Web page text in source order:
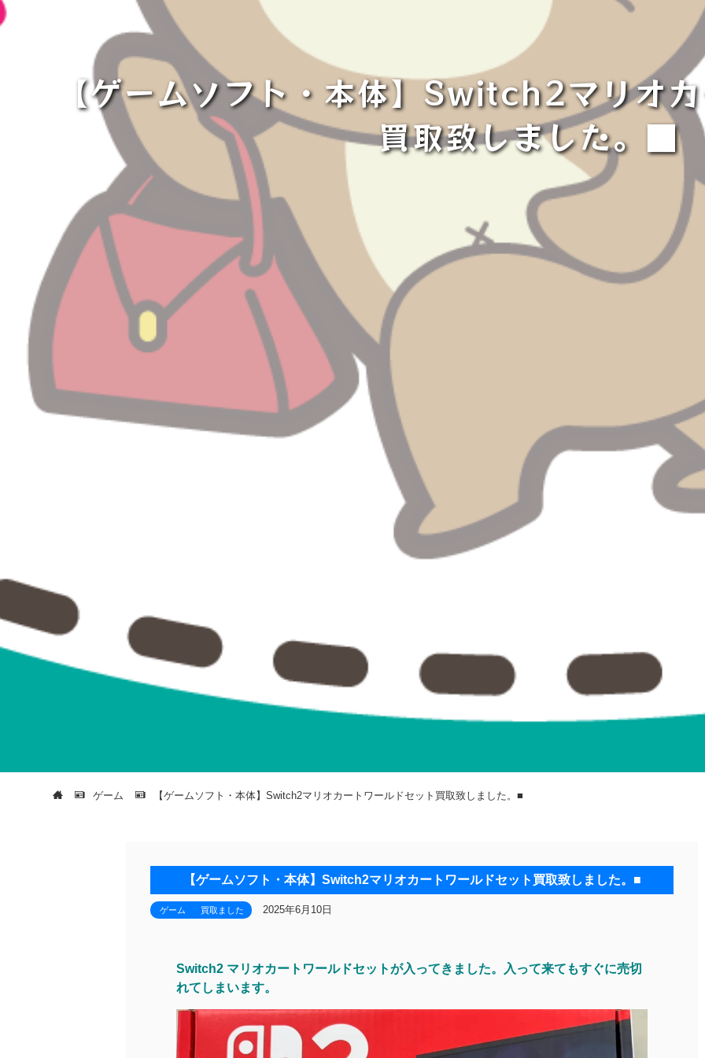
【ゲームソフト・本体】Switch2マリオ
買取致しました。■
ゲーム 【ゲームソフト・本体】Switch2マリオカートワールドセット買取致しました。■
【ゲームソフト・本体】Switch2マリオカートワールドセット買取致しました。■
ゲーム 買取ました 2025年6月10日
Switch2 マリオカートワールドセットが入ってきました。入って来てもすぐに売切
れてしまいます。